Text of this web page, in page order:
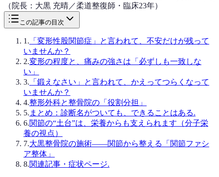
（院長：大黒 充晴／柔道整復師・臨床23年）
この記事の目次
1 . 「変形性股関節症」と言われて、不安だけが残って
いませんか？
2.変形の程度と、痛みの強さは「必ずしも一致しな
い」
3. 「鍛えなさい」と言われて、かえってつらくなって
いませんか？
4.整形外科と整骨院の「役割分担」
5. まとめ：診断名がついても、できることはある.
6.関節の“土台”は、栄養からも支えられます（分子栄
養の視点）
7.大黒整骨院の施術——関節から整える「関節ファシ
ア整体」
8.関連記事・症状ページ.